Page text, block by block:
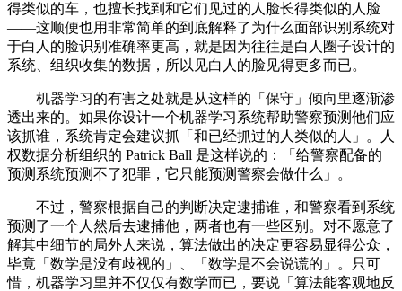
得类似的车，也擅长找到和它们见过的人脸长得类似的人脸
——这顺便也用非常简单的到底解释了为什么面部识别系统对
于白人的脸识别准确率更高，就是因为往往是白人圈子设计的
系统、组织收集的数据，所以见白人的脸见得更多而已。
机器学习的有害之处就是从这样的「保守」倾向里逐渐渗
透出来的。如果你设计一个机器学习系统帮助警察预测他们应
该抓谁，系统肯定会建议抓「和已经抓过的人类似的人」。人
权数据分析组织的 Patrick Ball 是这样说的：「给警察配备的
预测系统预测不了犯罪，它只能预测警察会做什么」。
不过，警察根据自己的判断决定逮捕谁，和警察看到系统
预测了一个人然后去逮捕他，两者也有一些区别。对不愿意了
解其中细节的局外人来说，算法做出的决定更容易显得公众，
毕竟「数学是没有歧视的」、「数学是不会说谎的」。只可
惜，机器学习里并不仅仅有数学而已，要说「算法能客观地反